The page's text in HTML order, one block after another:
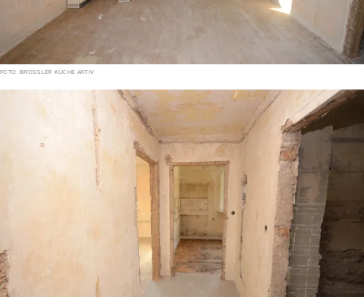
FOTO: BROSSLER KÜCHE AKTIV